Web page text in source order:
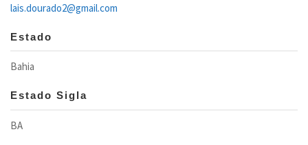
lais.dourado2@gmail.com
Estado
Bahia
Estado Sigla
BA